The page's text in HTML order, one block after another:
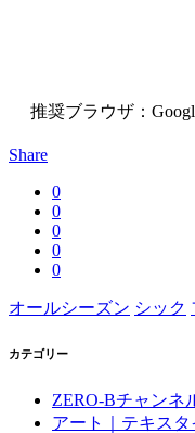
推奨ブラウザ：
Share
0
0
0
0
0
オールシーズン シック
カテゴリー
ZERO-Bチャンネ
アート｜テキスタ